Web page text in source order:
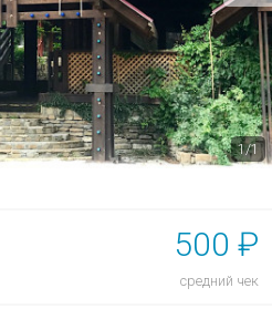
1/1
500 ₽
средний чек